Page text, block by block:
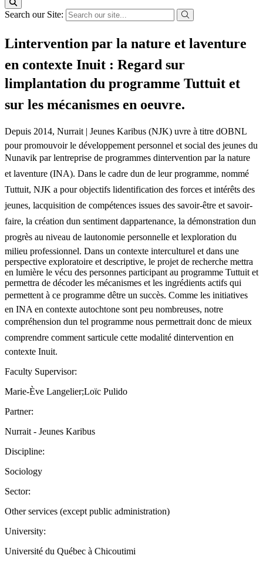
Search our Site:
Lintervention par la nature et laventure
en contexte Inuit : Regard sur
limplantation du programme Tuttuit et
sur les mécanismes en oeuvre.
Depuis 2014, Nurrait | Jeunes Karibus (NJK) uvre à titre dOBNL
pour promouvoir le développement personnel et social des jeunes du
Nunavik par lentreprise de programmes dintervention par la nature
et laventure (INA). Dans le cadre dun de leur programme, nommé
Tuttuit, NJK a pour objectifs lidentification des forces et intérêts des
jeunes, lacquisition de compétences issues des savoir-être et savoir-
faire, la création dun sentiment dappartenance, la démonstration dun
progrès au niveau de lautonomie personnelle et lexploration du
milieu professionnel. Dans un contexte interculturel et dans une
perspective exploratoire et descriptive, le projet de recherche mettra
en lumière le vécu des personnes participant au programme Tuttuit et
permettra de décoder les mécanismes et les ingrédients actifs qui
permettent à ce programme dêtre un succès. Comme les initiatives
en INA en contexte autochtone sont peu nombreuses, notre
compréhension dun tel programme nous permettrait donc de mieux
comprendre comment sarticule cette modalité dintervention en
contexte Inuit.
Faculty Supervisor:
Marie-Ève Langelier;Loïc Pulido
Partner:
Nurrait - Jeunes Karibus
Discipline:
Sociology
Sector:
Other services (except public administration)
University:
Université du Québec à Chicoutimi